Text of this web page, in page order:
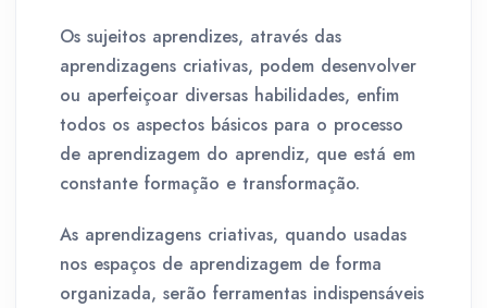
Os sujeitos aprendizes, através das
aprendizagens criativas, podem desenvolver
ou aperfeiçoar diversas habilidades, enfim
todos os aspectos básicos para o processo
de aprendizagem do aprendiz, que está em
constante formação e transformação.
As aprendizagens criativas, quando usadas
nos espaços de aprendizagem de forma
organizada, serão ferramentas indispensáveis